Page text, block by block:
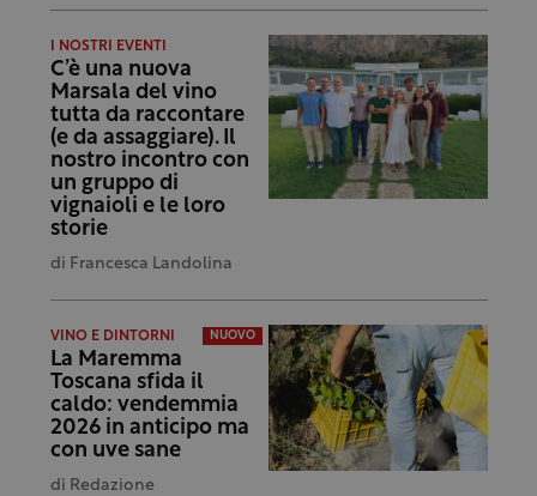
I NOSTRI EVENTI
C’è una nuova
Marsala del vino
tutta da raccontare
(e da assaggiare). Il
nostro incontro con
un gruppo di
vignaioli e le loro
storie
di Francesca Landolina
VINO E DINTORNI NUOVO
La Maremma
Toscana sfida il
caldo: vendemmia
2026 in anticipo ma
con uve sane
di Redazione